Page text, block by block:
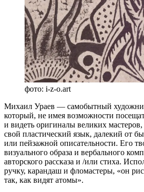
фото: i-z-o.art
Михаил Ураев — самобытный
который, не имея возможности
и видеть оригиналы великих
свой пластический язык, далекий от
или пейзажной описательности. Его
визуального образа и вербального
авторского рассказа и /или стиха.
ручку, карандаш и фломастеры, «он
так, как видят атомы».